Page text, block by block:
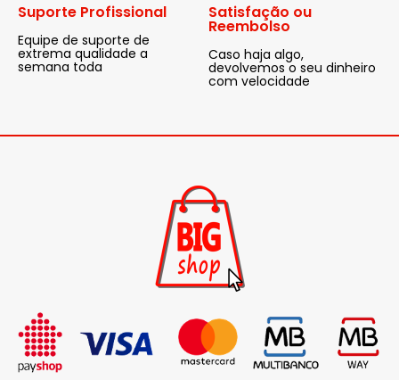
Suporte Profissional
Equipe de suporte de
extrema qualidade a
semana toda
Satisfação ou
Reembolso
Caso haja algo,
devolvemos o seu dinheiro
com velocidade